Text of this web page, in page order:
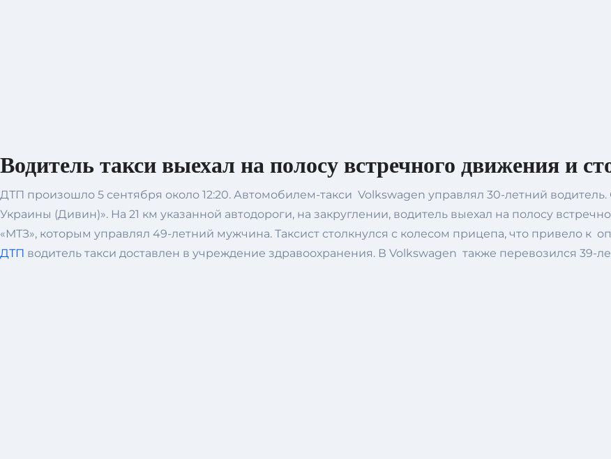
Водитель такси выехал на полосу встречного движения и
ДТП произошло 5 сентября около 12:20. Автомобилем-такси Volkswagen управлял 30-летний
Украины (Дивин)». На 21 км указанной автодороги, на закруглении, водитель выехал на полосу
«МТЗ», которым управлял 49-летний мужчина. Таксист столкнулся с колесом прицепа, что привело к
ДТП водитель такси доставлен в учреждение здравоохранения. В Volkswagen также перевозился 39-